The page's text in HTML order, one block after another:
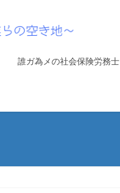
誰ガ為メの社会保険労務士